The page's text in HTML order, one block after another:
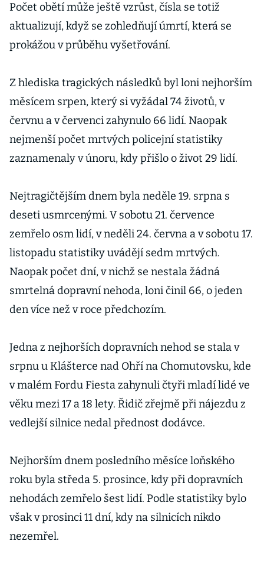
Počet obětí může ještě vzrůst, čísla se totiž
aktualizují, když se zohledňují úmrtí, která se
prokážou v průběhu vyšetřování.
Z hlediska tragických následků byl loni nejhorším
měsícem srpen, který si vyžádal 74 životů, v
červnu a v červenci zahynulo 66 lidí. Naopak
nejmenší počet mrtvých policejní statistiky
zaznamenaly v únoru, kdy přišlo o život 29 lidí.
Nejtragičtějším dnem byla neděle 19. srpna s
deseti usmrcenými. V sobotu 21. července
zemřelo osm lidí, v neděli 24. června a v sobotu 17.
listopadu statistiky uvádějí sedm mrtvých.
Naopak počet dní, v nichž se nestala žádná
smrtelná dopravní nehoda, loni činil 66, o jeden
den více než v roce předchozím.
Jedna z nejhorších dopravních nehod se stala v
srpnu u Klášterce nad Ohří na Chomutovsku, kde
v malém Fordu Fiesta zahynuli čtyři mladí lidé ve
věku mezi 17 a 18 lety. Řidič zřejmě při nájezdu z
vedlejší silnice nedal přednost dodávce.
Nejhorším dnem posledního měsíce loňského
roku byla středa 5. prosince, kdy při dopravních
nehodách zemřelo šest lidí. Podle statistiky bylo
však v prosinci 11 dní, kdy na silnicích nikdo
nezemřel.